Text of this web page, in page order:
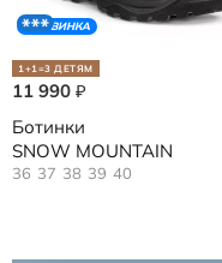
НОВИНКА
1+1=3 ДЕТЯМ
11 990 ₽
Ботинки
SNOW MOUNTAIN
36 37 38 39 40